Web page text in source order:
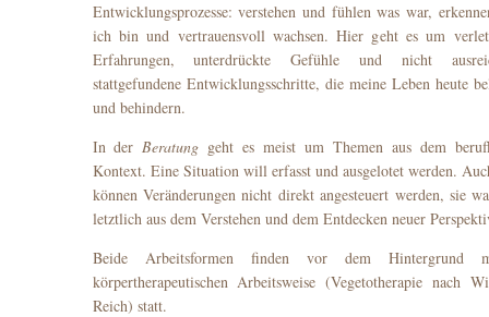
Entwicklungsprozesse: verstehen und fühlen was war,
ich bin und vertrauensvoll wachsen. Hier geht es um
Erfahrungen, unterdrückte Gefühle und nicht
stattgefundene Entwicklungsschritte, die meine Leben heute
und behindern.
In derBeratung geht es meist um Themen aus dem
Kontext. Eine Situation will erfasst und ausgelotet werden.
können Veränderungen nicht direkt angesteuert werden, sie
letztlich aus dem Verstehen und dem Entdecken neuer
Beide Arbeitsformen finden vor dem Hintergrund
körpertherapeutischen Arbeitsweise (Vegetotherapie nach
Reich) statt.